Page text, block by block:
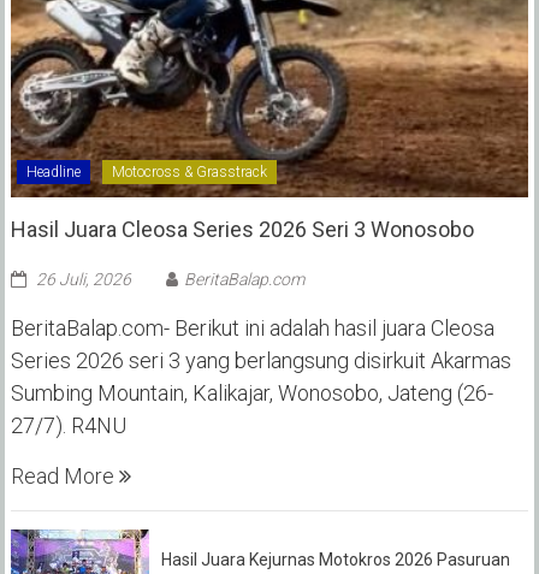
Headline Motocross & Grasstrack
Hasil Juara Cleosa Series 2026 Seri 3 Wonosobo ‎
26 Juli, 2026 BeritaBalap.com
BeritaBalap.com- Berikut ini adalah hasil juara Cleosa
Series 2026 seri 3 yang berlangsung disirkuit Akarmas
Sumbing Mountain, Kalikajar, Wonosobo, Jateng (26-
27/7). R4NU
Read More
Hasil Juara Kejurnas Motokros 2026 Pasuruan